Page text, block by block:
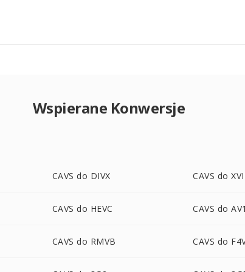
Wspierane Konwersje
CAVS do DIVX CAVS do
CAVS do HEVC CAVS do AV1
CAVS do RMVB CAVS do